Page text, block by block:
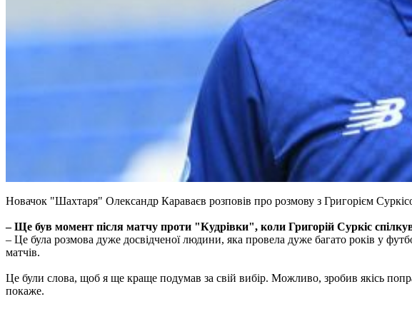
Новачок "Шахтаря" Олександр Караваєв розповів про розмову з Григорієм
– Ще був момент після матчу проти "Кудрівки", коли Григорій Суркіс
– Це була розмова дуже досвідченої людини, яка провела дуже багато років у
матчів.
Це були слова, щоб я ще краще подумав за свій вибір. Можливо, зробив якісь
покаже.